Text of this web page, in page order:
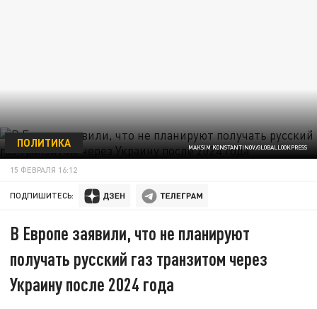
MAKSIM KONSTANTINOV/GLOBALLOOKPRESS
ПОЛИТИКА
15 ФЕВРАЛЯ 16:12
ПОДПИШИТЕСЬ:
В Европе заявили, что не планируют
получать русский газ транзитом через
Украину после 2024 года